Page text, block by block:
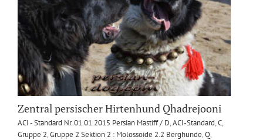
Zentral persischer Hirtenhund Qhadrejooni
ACI - Standard Nr. 01.01.2015 Persian Mastiff / D,ACI-Standard,C,
Gruppe 2,Gruppe 2 Sektion 2 : Molossoide 2.2 Berghunde,Q,